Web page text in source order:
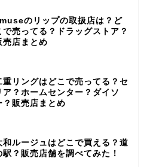
のリップの取扱店は？ど
で売ってる？ドラッグストア？
売店まとめ
重リングはどこで売ってる？セ
ア？ホームセンター？ダイソ
？販売店まとめ
和ルージュはどこで買える？道
駅？販売店舗を調べてみた！